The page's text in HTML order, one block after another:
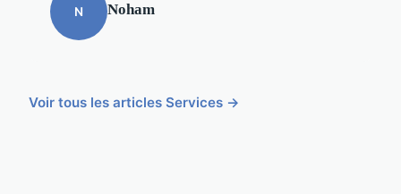
N Noham
Voir tous les articles Services →